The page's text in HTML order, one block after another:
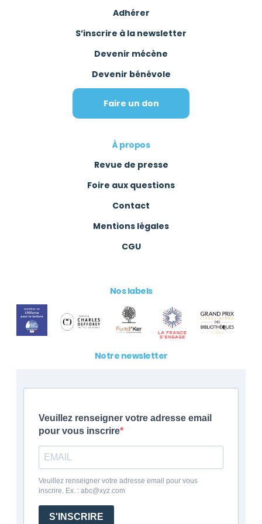
Adhérer
S’inscrire à la newsletter
Devenir mécène
Devenir bénévole
Faire un don
À propos
Revue de presse
Foire aux questions
Contact
Mentions légales
CGU
Nos labels
Notre newsletter
Veuillez renseigner votre adresse email
pour vous inscrire
Veuillez renseigner votre adresse email pour vous
inscrire. Ex. : abc@xyz.com
S'INSCRIRE